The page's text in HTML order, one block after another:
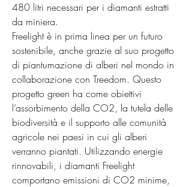
480 litri necessari per i diamanti estratti
da miniera.
Freelight è in prima linea per un futuro
sostenibile, anche grazie al suo progetto
di piantumazione di alberi nel mondo in
collaborazione con Treedom. Questo
progetto green ha come obiettivi
l’assorbimento della CO2, la tutela delle
biodiversità e il supporto alle comunità
agricole nei paesi in cui gli alberi
verranno piantati. Utilizzando energie
rinnovabili, i diamanti Freelight
comportano emissioni di CO2 minime,